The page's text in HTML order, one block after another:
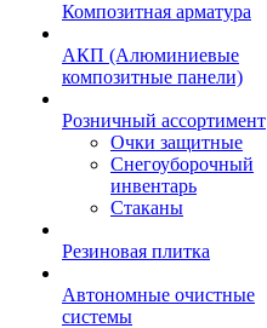
Композитная арматура
АКП (Алюминиевые
композитные панели)
Розничный ассортимент
Очки защитные
Снегоуборочный
инвентарь
Стаканы
Резиновая плитка
Автономные очистные
системы